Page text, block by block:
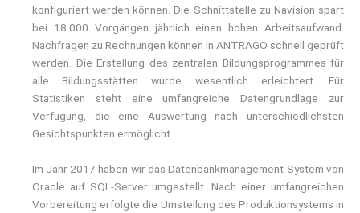
konfiguriert werden können. Die Schnittstelle zu Navision spart
bei 18.000 Vorgängen jährlich einen hohen Arbeitsaufwand.
Nachfragen zu Rechnungen können in ANTRAGO schnell geprüft
werden. Die Erstellung des zentralen Bildungsprogrammes für
alle Bildungsstätten wurde wesentlich erleichtert. Für
Statistiken steht eine umfangreiche Datengrundlage zur
Verfügung, die eine Auswertung nach unterschiedlichsten
Gesichtspunkten ermöglicht.
Im Jahr 2017 haben wir das Datenbankmanagement-System von
Oracle auf SQL-Server umgestellt. Nach einer umfangreichen
Vorbereitung erfolgte die Umstellung des Produktionsystems in